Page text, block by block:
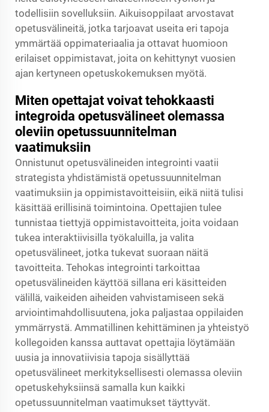
todellisiin sovelluksiin. Aikuisoppilaat arvostavat
opetusvälineitä, jotka tarjoavat useita eri tapoja
ymmärtää oppimateriaalia ja ottavat huomioon
erilaiset oppimistavat, joita on kehittynyt vuosien
ajan kertyneen opetuskokemuksen myötä.
Miten opettajat voivat tehokkaasti
integroida opetusvälineet olemassa
oleviin opetussuunnitelman
vaatimuksiin
Onnistunut opetusvälineiden integrointi vaatii
strategista yhdistämistä opetussuunnitelman
vaatimuksiin ja oppimistavoitteisiin, eikä niitä tulisi
käsittää erillisinä toimintoina. Opettajien tulee
tunnistaa tiettyjä oppimistavoitteita, joita voidaan
tukea interaktiivisilla työkaluilla, ja valita
opetusvälineet, jotka tukevat suoraan näitä
tavoitteita. Tehokas integrointi tarkoittaa
opetusvälineiden käyttöä sillana eri käsitteiden
välillä, vaikeiden aiheiden vahvistamiseen sekä
arviointimahdollisuutena, joka paljastaa oppilaiden
ymmärrystä. Ammatillinen kehittäminen ja yhteistyö
kollegoiden kanssa auttavat opettajia löytämään
uusia ja innovatiivisia tapoja sisällyttää
opetusvälineet merkityksellisesti olemassa oleviin
opetuskehyksiinsä samalla kun kaikki
opetussuunnitelman vaatimukset täyttyvät.